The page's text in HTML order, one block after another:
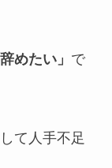
めたい」 で
て人手不足